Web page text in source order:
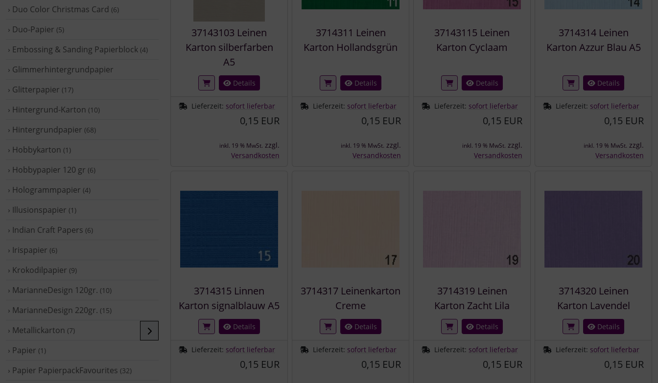
› Duo Color Christmas Card (6)
› Duo-Papier (5)
› Embossing & Sanding Papierblock (4)
› Glimmerhintergrundpapier
› Glitterpapier (17)
› Hintergrund-Karton (10)
› Hintergrundpapier (68)
› Hobbykarton (1)
› Hobbypapier 120 gr (6)
› Hologrammpapier (4)
› Illusionspapier (1)
› Indian Craft Papers (6)
› Irispapier (6)
› Krokodilpapier (9)
› MarianneDesign 120gr. (10)
› MarianneDesign 220gr. (15)
› Metallickarton (7)
› Papier (1)
› Papier PapierpackFavourites (32)
37143103 Leinen
Karton silberfarben
A5
Details
Lieferzeit: sofort lieferbar
0,15 EUR
inkl. 19 % MwSt. zzgl.
Versandkosten
3714311 Leinen
Karton Hollandsgrün
Details
Lieferzeit: sofort lieferbar
0,15 EUR
inkl. 19 % MwSt. zzgl.
Versandkosten
37143115 Leinen
Karton Cyclaam
Details
Lieferzeit: sofort lieferbar
0,15 EUR
inkl. 19 % MwSt. zzgl.
Versandkosten
3714314 Leinen
Karton Azzur Blau A5
Details
Lieferzeit: sofort lieferbar
0,15 EUR
inkl. 19 % MwSt. zzgl.
Versandkosten
3714315 Linnen
Karton signalblauw A5
Details
Lieferzeit: sofort lieferbar
0,15 EUR
3714317 Leinenkarton
Creme
Details
Lieferzeit: sofort lieferbar
0,15 EUR
3714319 Leinen
Karton Zacht Lila
Details
Lieferzeit: sofort lieferbar
0,15 EUR
3714320 Leinen
Karton Lavendel
Details
Lieferzeit: sofort lieferbar
0,15 EUR